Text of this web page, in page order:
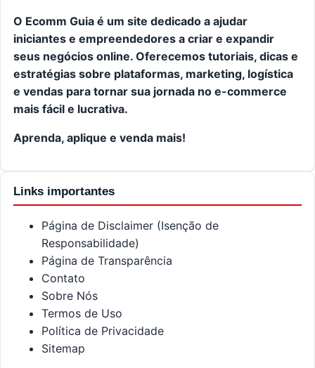
O Ecomm Guia é um site dedicado a ajudar
iniciantes e empreendedores a criar e expandir
seus negócios online. Oferecemos tutoriais, dicas e
estratégias sobre plataformas, marketing, logística
e vendas para tornar sua jornada no e-commerce
mais fácil e lucrativa.
Aprenda, aplique e venda mais!
Links importantes
Página de Disclaimer (Isenção de
Responsabilidade)
Página de Transparência
Contato
Sobre Nós
Termos de Uso
Política de Privacidade
Sitemap